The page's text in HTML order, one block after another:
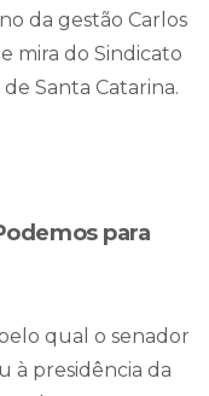
da gestão Carlos
mira do Sindicato
Santa Catarina.
para
qual o senador
à presidência da